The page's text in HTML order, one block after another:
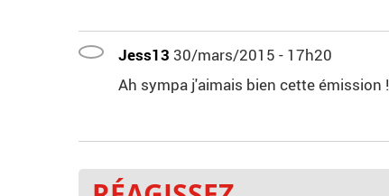
Jess13 30/mars/2015 - 17h20
Ah sympa j'aimais bien cette émission !